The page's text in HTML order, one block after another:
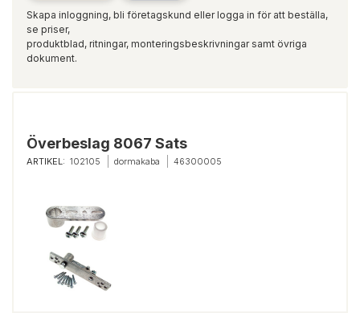
Skapa inloggning, bli företagskund eller logga in för att beställa,
se priser,
produktblad, ritningar, monteringsbeskrivningar samt övriga
dokument.
Överbeslag 8067 Sats
ARTIKEL: 102105 dormakaba 46300005